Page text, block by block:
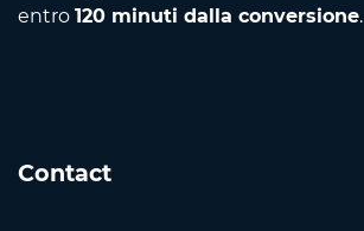
entro 120 minuti dalla conversione.
Contact